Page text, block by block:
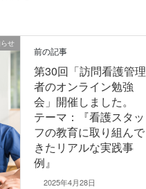
せ
前の記事
第30回「訪問看護管理
者のオンライン勉強
会」開催しました。
テーマ：『看護スタッ
フの教育に取り組んで
きたリアルな実践事
例』
2025年4月28日